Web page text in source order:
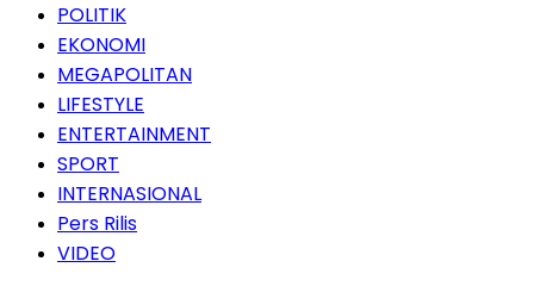
POLITIK
EKONOMI
MEGAPOLITAN
LIFESTYLE
ENTERTAINMENT
SPORT
INTERNASIONAL
Pers Rilis
VIDEO